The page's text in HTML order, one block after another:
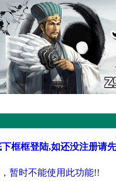
框框登陆,如还没注册请
暂时不能使用此功能!!